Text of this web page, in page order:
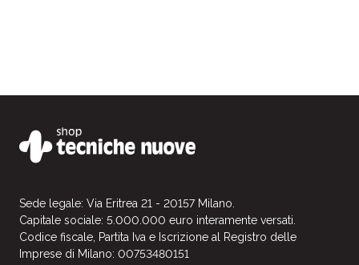
Sede legale: Via Eritrea 21 - 20157 Milano.
Capitale sociale: 5.000.000 euro interamente versati.
Codice fiscale, Partita Iva e Iscrizione al Registro delle
Imprese di Milano: 00753480151